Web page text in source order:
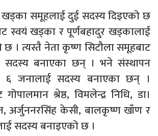
खड्का समूहलाई दुई सदस्य दिइएको छ
स्वयं खड्का र पूर्णबहादुर खड्कालाई
। त्यस्तै नेता कृष्ण सिटौला समूहबाट
सदस्य बनाएका छन् । भने संस्थापन
६ जनालाई सदस्य बनाएका छन् ।
श्रेष्ठ, विमलेन्द्र निधि, डा।
अर्जुननरसिंह केसी, बालकृष्ण खाँण र
सदस्य बनाइएको छ ।